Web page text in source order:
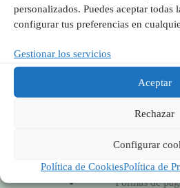
personalizados. Puedes aceptar todas
configurar tus preferencias en
Gestionar los servicios
Aceptar
Rechazar
Configurar
Política de CookiesPolítica de
en ramos únicos, jarrones decorativos y
Condiciones generales
Productos y
Formas de